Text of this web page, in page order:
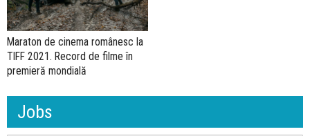
Maraton de cinema românesc la
TIFF 2021. Record de filme în
premieră mondială
Jobs